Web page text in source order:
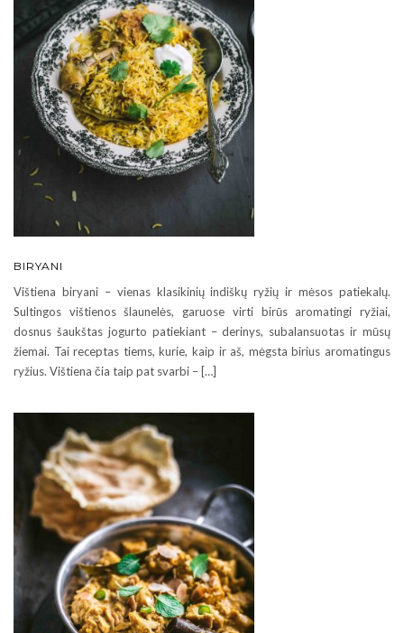
BIRYANI
Vištiena biryani – vienas klasikinių indiškų ryžių ir mėsos patiekalų.
Sultingos vištienos šlaunelės, garuose virti birūs aromatingi ryžiai,
dosnus šaukštas jogurto patiekiant – derinys, subalansuotas ir mūsų
žiemai. Tai receptas tiems, kurie, kaip ir aš, mėgsta birius aromatingus
ryžius. Vištiena čia taip pat svarbi – […]